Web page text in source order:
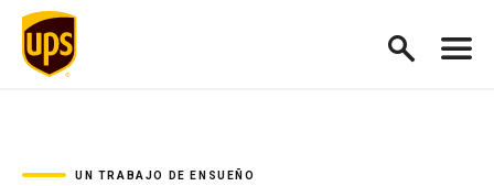
UN TRABAJO DE ENSUEÑO